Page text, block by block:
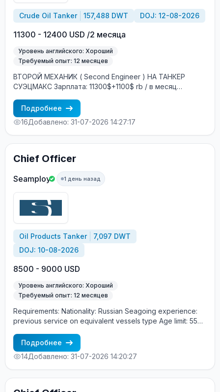
Crude Oil Tanker 157,488 DWT DOJ: 12-08-2026
11300 - 12400 USD /2 месяца
Уровень английского: Хороший
Требуемый опыт: 12 месяцев
ВТОРОЙ МЕХАНИК ( Second Engineer ) НА ТАНКЕР
СУЭЦМАКC Зарплата: 11300$+1100$ rb / в месяц
Год постройки: 2010 DWT: 157488 тонны Флаг: Либерия
(НЕ ТЕНЕВОЙ) Построено: Южная Корея
Судовладелец: Греция Контракт: 4 ±1 месяца Посадка:
Август Условия на борту: Смешанный экипаж
(европейцы + филиппинцы) Интернет: 2 ГБ в месяц
бесплатно + 10$ 1ГБ можно докупить БЕСПЛАТНОЕ
(12 месяцев) в должности ВТОРОЙ МЕХАНИК (Second
Engineer) Опыт работы обязательно на Crude oil tanker
(танкерах сырой нефти) Хороший английский язык
Процесс трудоустройства: CES Test + интервью с
суперинтендантом Морское агентство «SeadimA»
+7(985)022-57-77 +7(985)230-57-77
cv_crew@seadima.ru
Подробнее
16Добавлено: 31-07-2026 14:27:17
Chief Officer
Seamploy 1 день назад
Oil Products Tanker
7,097 DWT
DOJ: 10-08-2026
8500 - 9000 USD
Уровень английского: Хороший
Требуемый опыт: 12 месяцев
Requirements: Nationality: Russian Seagoing experience:
previous service on equivalent vessels type Age limit: 55
Подробнее
14Добавлено: 31-07-2026 14:20:27